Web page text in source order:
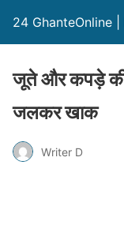
24 GhanteOnline |
जूते और कपड़े की
जलकर खाक
Writer D